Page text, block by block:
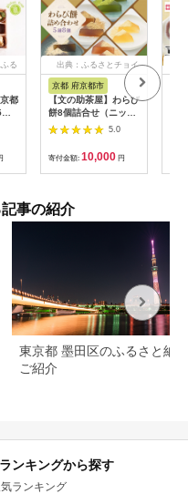
る
税
都
対
ー
ル
ン
送
]
出典：ふるさとチョイ
京都 府京都市
【文の助茶屋】わらび
餅8個詰合せ（ニッ
キ・抹茶・和三盆・ほ
うじ茶・黒糖）
5.0
寄付金額: 10,000 円
事の紹介
東京都 墨田区のふるさと納
ご紹介
ランキングから探す
気ランキング